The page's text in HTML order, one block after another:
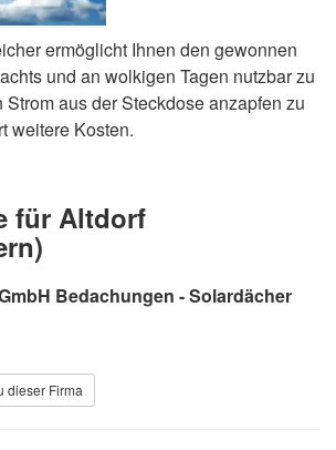
ermöglicht Ihnen den gewonnen
und an wolkigen Tagen nutzbar zu
Strom aus der Steckdose anzapfen zu
weitere Kosten.
für Altdorf
Bedachungen - Solardächer
dieser Firma